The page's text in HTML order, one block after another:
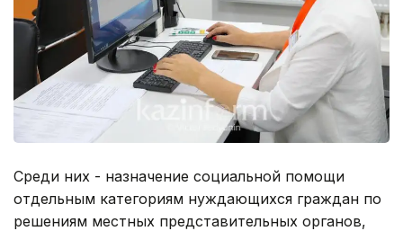
Среди них - назначение социальной помощи
отдельным категориям нуждающихся граждан по
решениям местных представительных органов,